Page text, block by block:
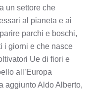
un settore che
al pianeta e ai
parchi e boschi,
i giorni e che nasce
Ue di fiori e
all’Europa
aggiunto Aldo Alberto,